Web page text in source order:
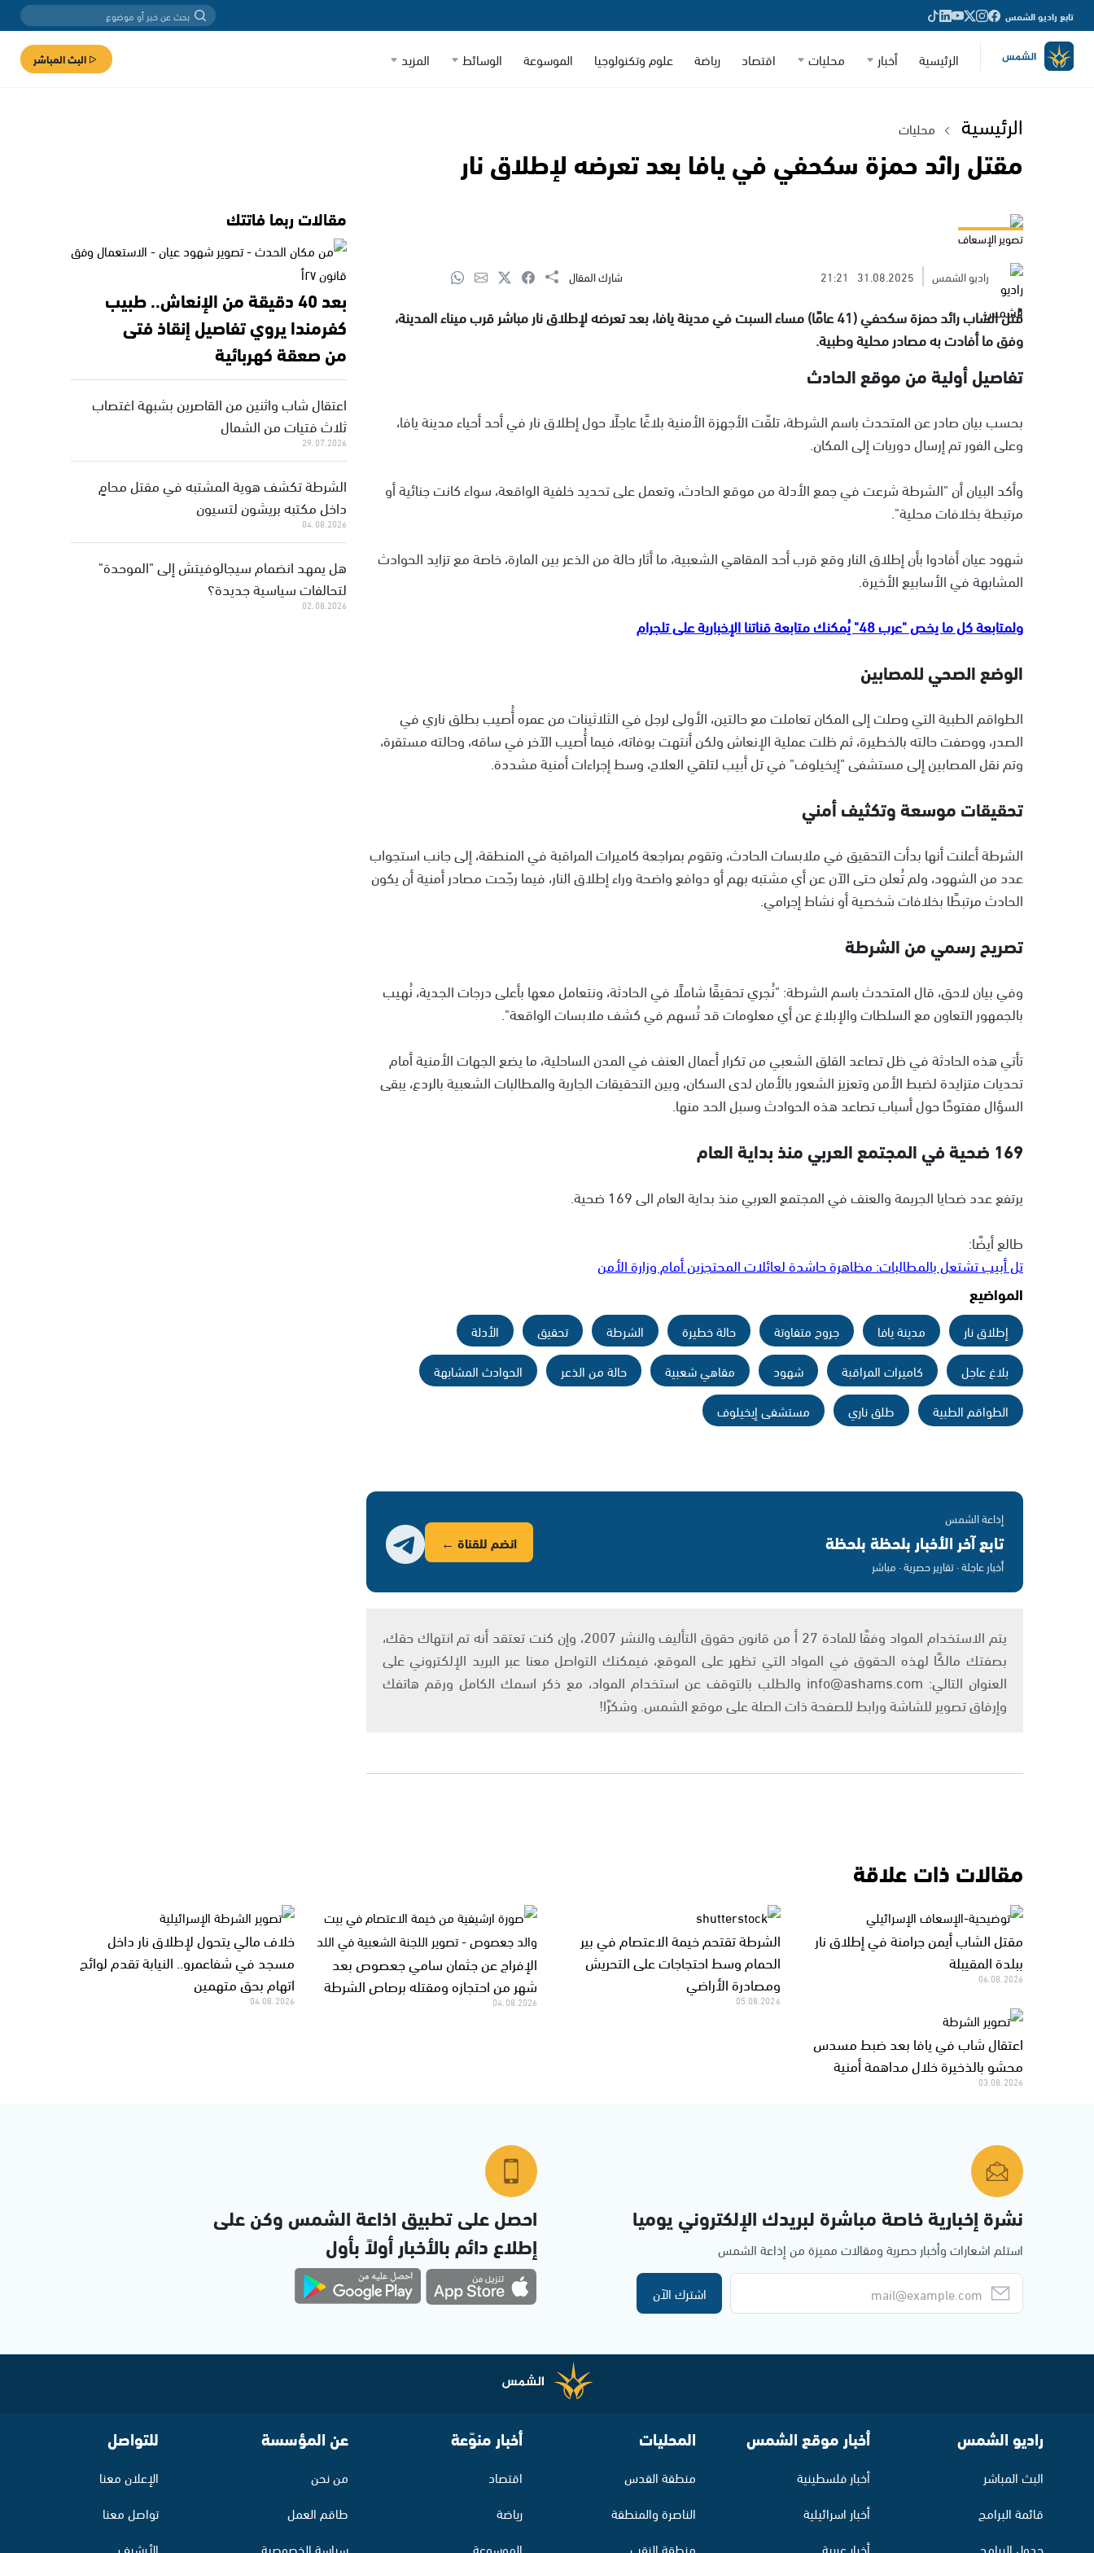
تابع راديو الشمس
الرئيسية أخبار محليات اقتصاد رياضة علوم وتكنولوجيا الموسوعة الوسائط المزيد البث المباشر
الرئيسية محليات
مقتل رائد حمزة سكحفي في يافا بعد تعرضه لإطلاق نار
تصوير الإسعاف
راديو الشمس
31.08.2025
21:21 شارك المقال
قُتل الشاب رائد حمزة سكحفي (41 عامًا) مساء السبت في مدينة يافا، بعد تعرضه لإطلاق نار مباشر قرب ميناء المدينة،
وفق ما أفادت به مصادر محلية وطبية.
تفاصيل أولية من موقع الحادث
بحسب بيان صادر عن المتحدث باسم الشرطة، تلقّت الأجهزة الأمنية بلاغًا عاجلًا حول إطلاق نار في أحد أحياء مدينة يافا،
وعلى الفور تم إرسال دوريات إلى المكان.
وأكد البيان أن "الشرطة شرعت في جمع الأدلة من موقع الحادث، وتعمل على تحديد خلفية الواقعة، سواء كانت جنائية أو
مرتبطة بخلافات محلية".
شهود عيان أفادوا بأن إطلاق النار وقع قرب أحد المقاهي الشعبية، ما أثار حالة من الذعر بين المارة، خاصة مع تزايد الحوادث
المشابهة في الأسابيع الأخيرة.
ولمتابعة كل ما يخص "عرب 48" يُمكنك متابعة قناتنا الإخبارية على تلجرام
الوضع الصحي للمصابين
الطواقم الطبية التي وصلت إلى المكان تعاملت مع حالتين، الأولى لرجل في الثلاثينات من عمره أُصيب بطلق ناري في
الصدر، ووصفت حالته بالخطيرة، ثم ظلت عملية الإنعاش ولكن أنتهت بوفاته، فيما أُصيب الآخر في ساقه، وحالته مستقرة،
وتم نقل المصابين إلى مستشفى "إيخيلوف" في تل أبيب لتلقي العلاج، وسط إجراءات أمنية مشددة.
تحقيقات موسعة وتكثيف أمني
الشرطة أعلنت أنها بدأت التحقيق في ملابسات الحادث، وتقوم بمراجعة كاميرات المراقبة في المنطقة، إلى جانب استجواب
عدد من الشهود، ولم تُعلن حتى الآن عن أي مشتبه بهم أو دوافع واضحة وراء إطلاق النار، فيما رجّحت مصادر أمنية أن يكون
الحادث مرتبطًا بخلافات شخصية أو نشاط إجرامي.
تصريح رسمي من الشرطة
وفي بيان لاحق، قال المتحدث باسم الشرطة: "نُجري تحقيقًا شاملًا في الحادثة، ونتعامل معها بأعلى درجات الجدية، نُهيب
بالجمهور التعاون مع السلطات والإبلاغ عن أي معلومات قد تُسهم في كشف ملابسات الواقعة".
تأتي هذه الحادثة في ظل تصاعد القلق الشعبي من تكرار أعمال العنف في المدن الساحلية، ما يضع الجهات الأمنية أمام
تحديات متزايدة لضبط الأمن وتعزيز الشعور بالأمان لدى السكان، وبين التحقيقات الجارية والمطالبات الشعبية بالردع، يبقى
السؤال مفتوحًا حول أسباب تصاعد هذه الحوادث وسبل الحد منها.
169 ضحية في المجتمع العربي منذ بداية العام
يرتفع عدد ضحايا الجريمة والعنف في المجتمع العربي منذ بداية العام الى 169 ضحية.
طالع أيضًا:
تل أبيب تشتعل بالمطالبات: مظاهرة حاشدة لعائلات المحتجزين أمام وزارة الأمن
المواضيع
إطلاق نار مدينة يافا جروح متفاوتة حالة خطيرة الشرطة تحقيق
الأدلة
بلاغ عاجل
كاميرات المراقبة شهود مقاهي شعبية حالة من الذعر
الحوادث المشابهة
الطواقم الطبية
طلق ناري مستشفى إيخيلوف
إذاعة الشمس
تابع آخر الأخبار بلحظة بلحظة
أخبار عاجلة · تقارير حصرية · مباشر
انضم للقناة ←
يتم الاستخدام المواد وفقًا للمادة 27 أ من قانون حقوق التأليف والنشر 2007، وإن كنت تعتقد أنه تم انتهاك حقك،
بصفتك مالكًا لهذه الحقوق في المواد التي تظهر على الموقع، فيمكنك التواصل معنا عبر البريد الإلكتروني على
العنوان التالي: info@ashams.com والطلب بالتوقف عن استخدام المواد، مع ذكر اسمك الكامل ورقم هاتفك
وإرفاق تصوير للشاشة ورابط للصفحة ذات الصلة على موقع الشمس. وشكرًا!
مقالات ربما فاتتك
بعد 40 دقيقة من الإنعاش.. طبيب
كفرمندا يروي تفاصيل إنقاذ فتى
من صعقة كهربائية
اعتقال شاب واثنين من القاصرين بشبهة اغتصاب
ثلاث فتيات من الشمال
29.07.2026
الشرطة تكشف هوية المشتبه في مقتل محامٍ
داخل مكتبه بريشون لتسيون
04.08.2026
هل يمهد انضمام سيجالوفيتش إلى "الموحدة"
لتحالفات سياسية جديدة؟
02.08.2026
مقالات ذات علاقة
مقتل الشاب أيمن جرامنة في إطلاق نار
ببلدة المقيبلة
06.08.2026
الشرطة تقتحم خيمة الاعتصام في بير
الحمام وسط احتجاجات على التحريش
ومصادرة الأراضي
05.08.2026
الإفراج عن جثمان سامي جعصوص بعد
شهر من احتجازه ومقتله برصاص الشرطة
04.08.2026
خلاف مالي يتحول لإطلاق نار داخل
مسجد في شفاعمرو.. النيابة تقدم لوائح
اتهام بحق متهمين
04.08.2026
اعتقال شاب في يافا بعد ضبط مسدس
محشو بالذخيرة خلال مداهمة أمنية
03.08.2026
نشرة إخبارية خاصة مباشرة لبريدك الإلكتروني يوميا
استلم اشعارات وأخبار حصرية ومقالات مميزة من إذاعة الشمس
اشترك الآن
احصل على تطبيق اذاعة الشمس وكن على
إطلاع دائم بالأخبار أولاً بأول
راديو الشمس
البث المباشر
قائمة البرامج
أخبار موقع الشمس
أخبار فلسطينية
أخبار اسرائيلية
المحليات
منطقة القدس
الناصرة والمنطقة
أخبار منوّعة
اقتصاد
رياضة
عن المؤسسة
من نحن
طاقم العمل
للتواصل
الإعلان معنا
تواصل معنا